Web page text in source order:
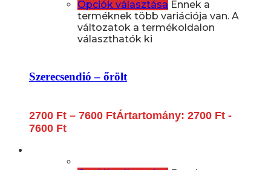
Opciók választása Ennek a
terméknek több variációja van. A
változatok a termékoldalon
választhatók ki
Szerecsendió – őrölt
2700 Ft – 7600 FtÁrtartomány: 2700 Ft -
7600 Ft